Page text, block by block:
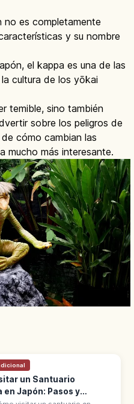
no es completamente
y su nombre
el kappa es una de las
cultura de los yōkai
temible, sino también
sobre los peligros de
cómo cambian las
mucho más interesante.
un Santuario
en Japón: Pasos y